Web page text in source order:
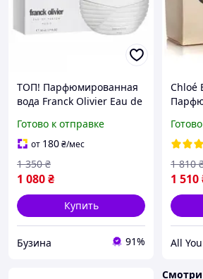
ТОП! Парфюмированная
вода Franck Olivier Eau de
(3516649401339) - (gHome)
Готово к отправке
от 180₴/мес
1 080₴
1 350 ₴
Купить
Бузина 91%
Chloé
1 510
1 810